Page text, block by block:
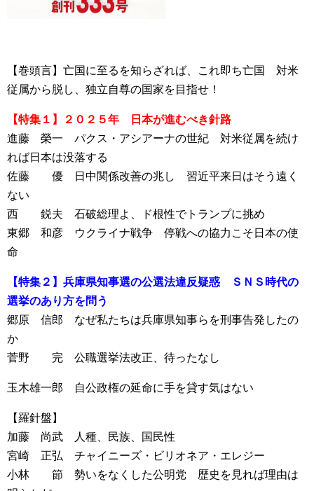
【巻頭言】亡国に至るを知らざれば、これ即ち亡国 対米
従属から脱し、独立自尊の国家を目指せ！
【特集１】２０２５年 日本が進むべき針路
進藤 榮一 パクス・アシアーナの世紀 対米従属を続け
れば日本は没落する
佐藤 優 日中関係改善の兆し 習近平来日はそう遠く
ない
西 鋭夫 石破総理よ、ド根性でトランプに挑め
東郷 和彦 ウクライナ戦争 停戦への協力こそ日本の使
命
【特集２】兵庫県知事選の公選法違反疑惑 ＳＮＳ時代の
選挙のあり方を問う
郷原 信郎 なぜ私たちは兵庫県知事らを刑事告発したの
か
菅野 完 公職選挙法改正、待ったなし
玉木雄一郎 自公政権の延命に手を貸す気はない
【羅針盤】
加藤 尚武 人種、民族、国民性
宮崎 正弘 チャイニーズ・ビリオネア・エレジー
小林 節 勢いをなくした公明党 歴史を見れば理由は